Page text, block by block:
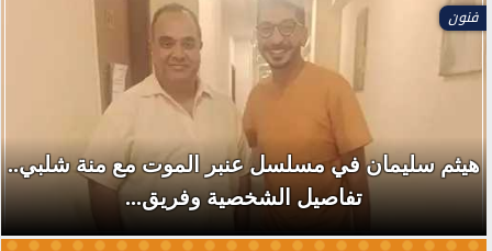
منة شلبي..
رياضة
مدير الكرة بالزمالك يكشف حقيقة
جمال وواقعة عدي الدباغ